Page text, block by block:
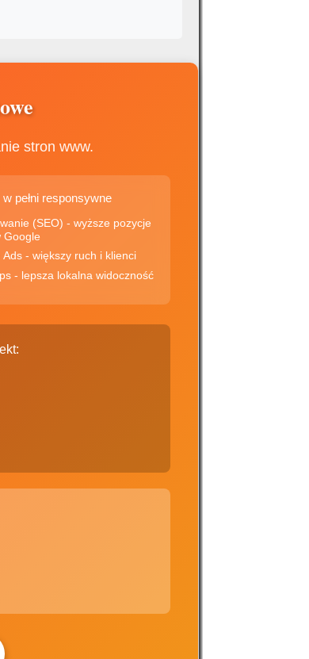
stron www.
pełni responsywne
- wyższe pozycje
Google
✅ Kampanie Google Ads - większy ruch i klienci
✅ Wizytówki Google Maps - lepsza lokalna widoczność